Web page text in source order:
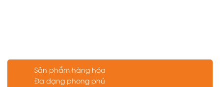
Sản phẩm hàng hóa
Đa dạng phong phú